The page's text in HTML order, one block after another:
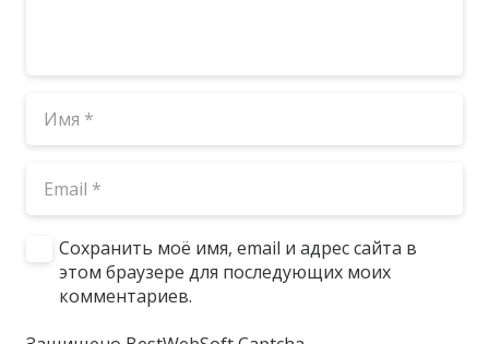
Сохранить моё имя, email и адрес сайта в
этом браузере для последующих моих
комментариев.